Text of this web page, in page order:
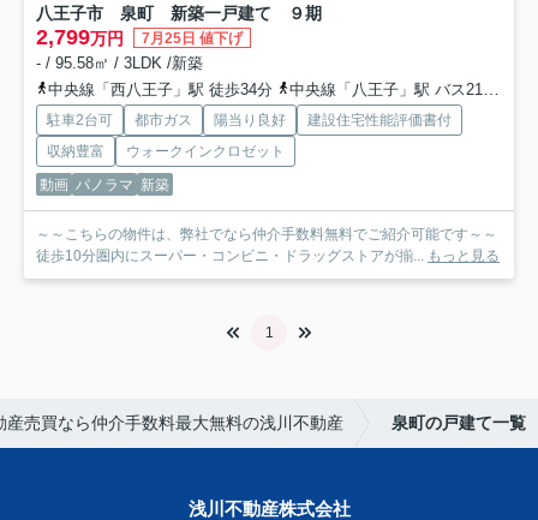
八王子市 泉町 新築一戸建て ９期
2,799万円 7月25日 値下げ
- / 95.58㎡ / 3LDK /新築
中央線「西八王子」駅 徒歩34分
中央線「八王子」駅 バス21分 西東京バス「叶谷」 停歩5分
駐車2台可 都市ガス 陽当り良好
建設住宅性能評価書付
収納豊富
ウォークインクロゼット
動画 パノラマ 新築
～～こちらの物件は、弊社でなら仲介手数料無料でご紹介可能です～～
徒歩10分圏内にスーパー・コンビニ・ドラッグストアが揃... もっと見る
1
産売買なら仲介手数料最大無料の浅川不動産 泉町の戸建て一覧
浅川不動産株式会社